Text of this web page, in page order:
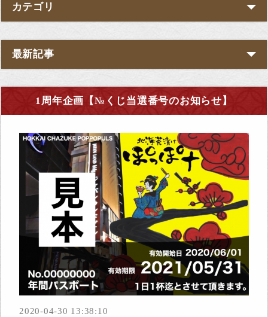
カテゴリ
最新記事
1周年企画【№くじ当選番号のお知らせ】
2020-04-30 13:38:10